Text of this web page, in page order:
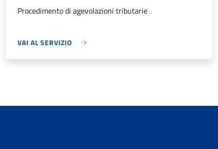
Procedimento di agevolazioni tributarie
VAI AL SERVIZIO